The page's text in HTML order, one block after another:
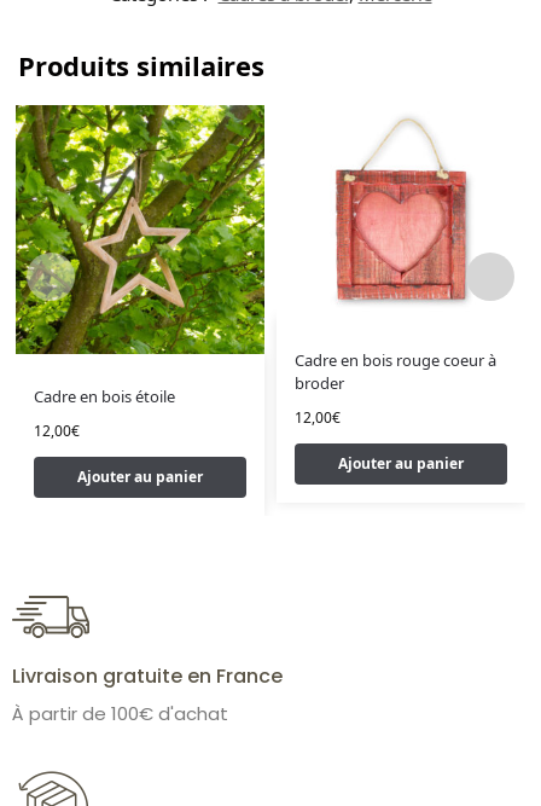
Produits similaires
Cadre en bois étoile
12,00€
Ajouter au panier
Cadre en bois rouge coeur à
broder
12,00€
Ajouter au panier
Livraison gratuite en France
À partir de 100€ d'achat